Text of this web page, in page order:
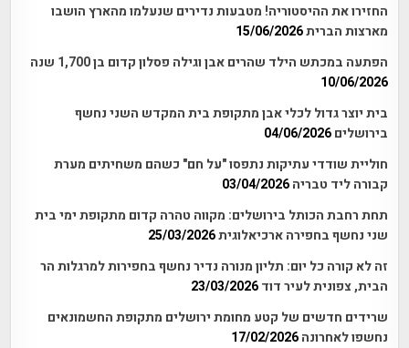
החזירו את ההיסטוריה! מטבעות נדירים שנעלמו מהארץ הושבו
מארצות הברית15/06/2026
הפתעה במכתש הילד שהרים אבן וגילה פסלון קדום בן 1,700 שנה
10/06/2026
בית יוצר גדול לכלי אבן מתקופת בית המקדש השני נחשף
בירושלים 04/06/2026
חוליית שודדי עתיקות נתפסו "על חם" כשהם משחיתים מערת
קבורה ליד טבריה 03/04/2026
תחת רחבת הכותל בירושלים: מקווה טהרה קדום מתקופת ימי בית
שני נחשף בחפירה ארכיאלוגית25/03/2026
זה לא קורה כל יום: תליון מנורה נדיר נחשף בחפירות למרגלות הר
הבית, צפונית לעיר דוד 23/03/2026
שרידים חדשים של קטע מחומת ירושלים מתקופת החשמונאים
נחשפו לאחרונה 17/02/2026